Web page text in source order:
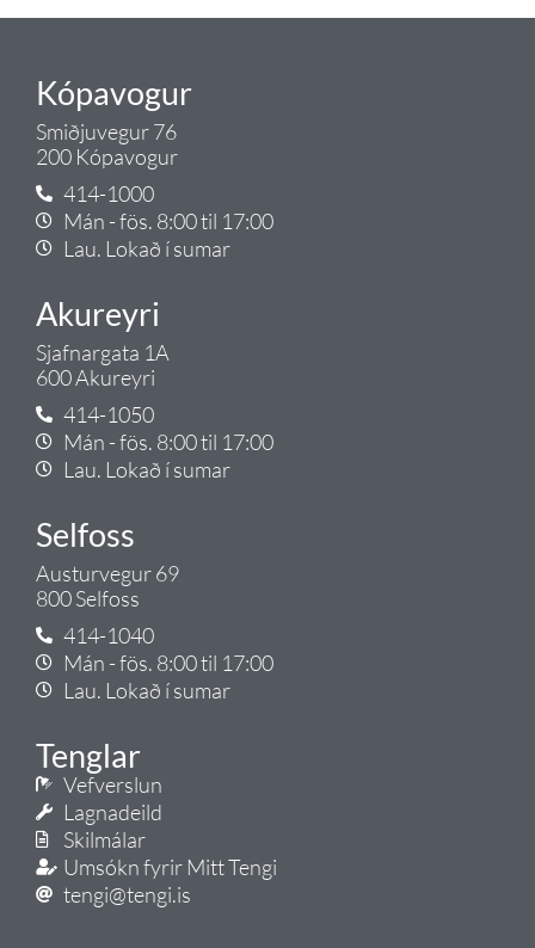
Kópavogur
Smiðjuvegur 76
200 Kópavogur
414-1000
Mán - fös. 8:00 til 17:00
Lau. Lokað í sumar
Akureyri
Sjafnargata 1A
600 Akureyri
414-1050
Mán - fös. 8:00 til 17:00
Lau. Lokað í sumar
Selfoss
Austurvegur 69
800 Selfoss
414-1040
Mán - fös. 8:00 til 17:00
Lau. Lokað í sumar
Tenglar
Vefverslun
Lagnadeild
Skilmálar
Umsókn fyrir Mitt Tengi
tengi@tengi.is